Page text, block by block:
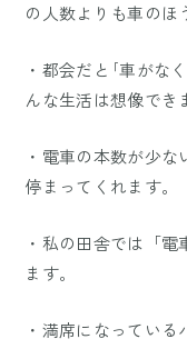
の人数よりも車のほ
・都会だと｢車がな
んな生活は想像でき
・電車の本数が少
停まってくれます。
・私の田舎では「
ます。
・満席になってい